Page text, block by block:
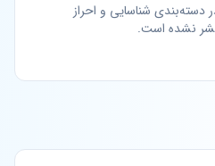
دسته‌بندی شناسایی و احراز
نشده است.